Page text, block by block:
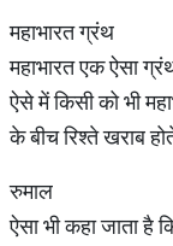
महाभारत ग्रंथ
महाभारत एक ऐसा
ऐसे में किसी को भी
के बीच रिश्ते खराब
रुमाल
ऐसा भी कहा जाता है